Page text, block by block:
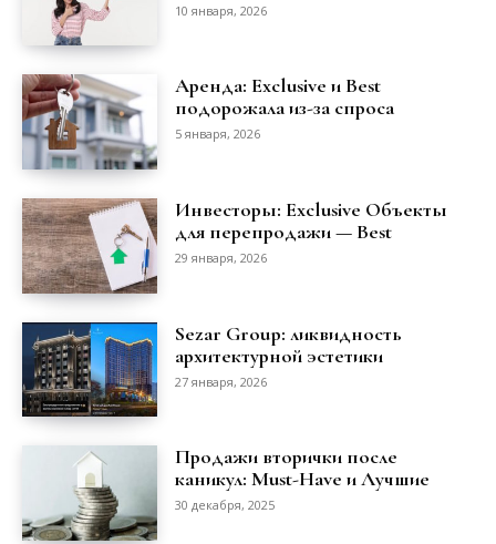
10 января, 2026
Аренда: Exclusive и Best
подорожала из-за спроса
5 января, 2026
Инвесторы: Exclusive Объекты
для перепродажи — Best
29 января, 2026
Sezar Group: ликвидность
архитектурной эстетики
27 января, 2026
Продажи вторички после
каникул: Must-Have и Лучшие
30 декабря, 2025